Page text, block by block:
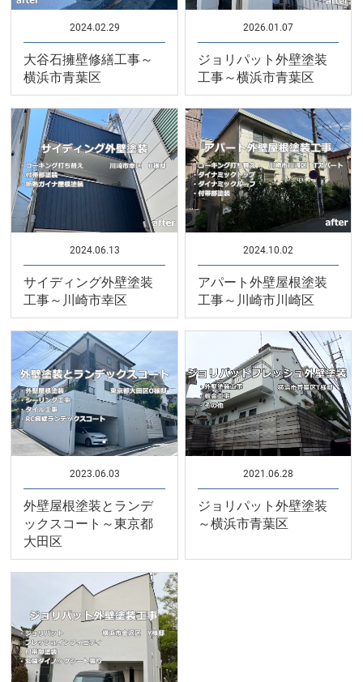
2024.02.29
大谷石擁壁修繕工事～
横浜市青葉区
2026.01.07
ジョリパット外壁塗装
工事～横浜市青葉区
2024.06.13
サイディング外壁塗装
工事～川崎市幸区
2024.10.02
アパート外壁屋根塗装
工事～川崎市川崎区
2023.06.03
外壁屋根塗装とランデ
ックスコート～東京都
大田区
2021.06.28
ジョリパット外壁塗装
～横浜市青葉区